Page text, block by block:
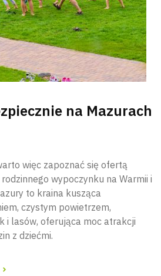
na Mazurach
więc zapoznać się ofertą
wypoczynku na Warmii i
to kraina kusząca
czystym powietrzem,
i lasów, oferująca moc atrakcji
z dziećmi.